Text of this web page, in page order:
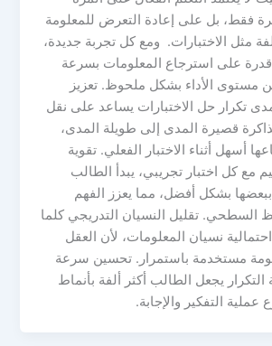
فقط، بل على إعادة التعرض للمعلومة
مثل الاختبارات. ومع كل تجربة جديدة،
قدرة على استرجاع المعلومات بسرعة
مستوى الأداء بشكل ملحوظ. تعزيز
تكرار حل الاختبارات يساعد على نقل
قصيرة المدى إلى طويلة المدى،
أسهل أثناء الاختبار الفعلي. تقوية
مع كل اختبار تجريبي، يبدأ الطالب
بشكل أفضل، مما يعزز الفهم
السطحي. تقليل النسيان التدريجي كلما
نسيان المعلومات، لأن العقل
مستخدمة باستمرار. تحسين سرعة
التكرار يجعل الطالب أكثر ألفة بأنماط
عملية التفكير والإجابة.